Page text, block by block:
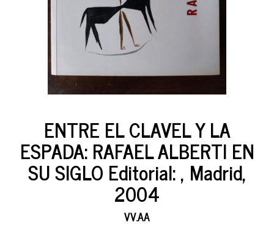
ENTRE EL CLAVEL Y LA
ESPADA: RAFAEL ALBERTI EN
SU SIGLO Editorial: , Madrid,
2004
VV.AA